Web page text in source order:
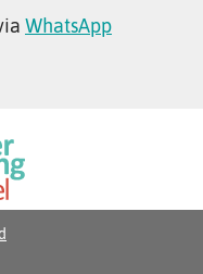
WhatsApp